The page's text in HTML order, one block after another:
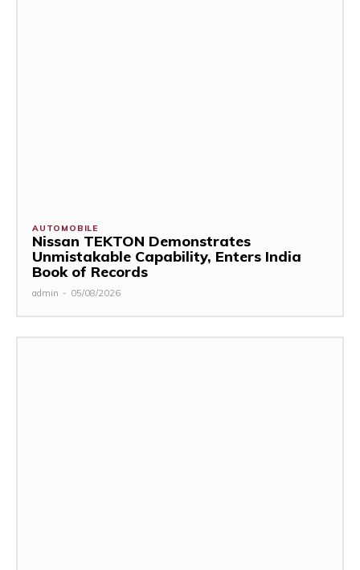
AUTOMOBILE
Nissan TEKTON Demonstrates
Unmistakable Capability, Enters India
Book of Records
admin - 05/08/2026